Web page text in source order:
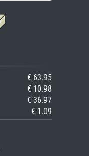
€ 63.95
€ 10.98
€ 36.97
€ 1.09